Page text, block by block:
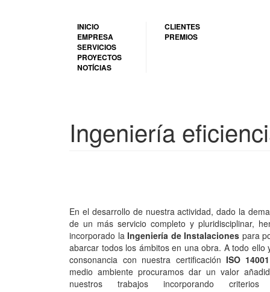
INICIO
EMPRESA
SERVICIOS
PROYECTOS
NOTÍCIAS
CLIENTES
PREMIOS
Ingeniería
En el desarrollo de nuestra actividad, dado la
de un más servicio completo y pluridisciplinar,
incorporado la Ingeniería de Instalaciones para
abarcar todos los ámbitos en una obra. A todo ello
consonancia con nuestra certificación ISO 14001
medio ambiente procuramos dar un valor
nuestros trabajos incorporando